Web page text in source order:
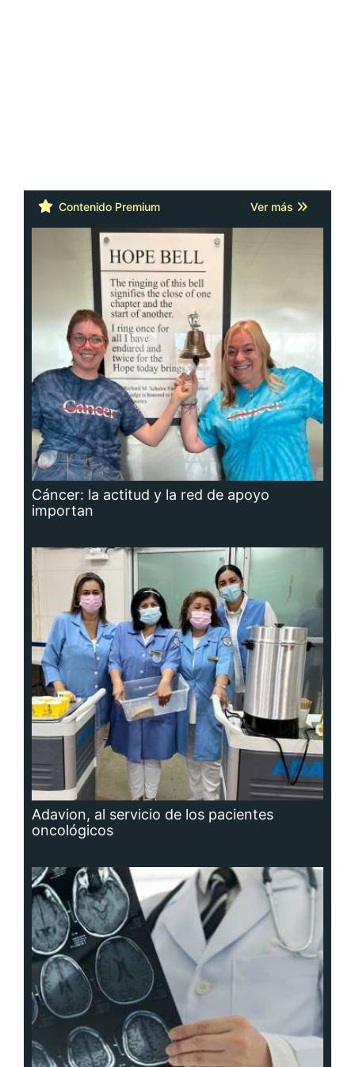
Contenido Premium Ver más
Cáncer: la actitud y la red de apoyo
importan
Adavion, al servicio de los pacientes
oncológicos